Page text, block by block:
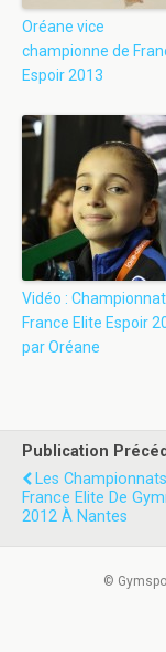
Oréane vice
championne de
Espoir 2013
Vidéo :
France Elite Espoir
par Oréane
Publication
Les
France Elite De
2012 À Nantes
©